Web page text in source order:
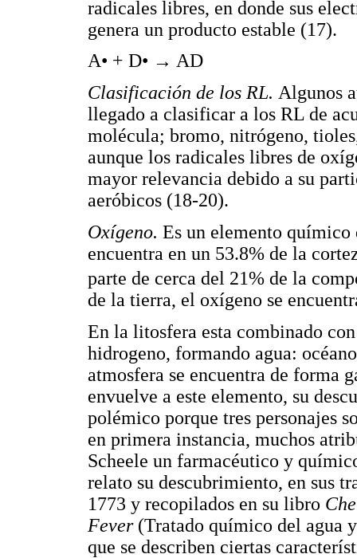
radicales libres, en donde sus
genera un producto estable (17).
A• + D• → AD
Clasificación de los RL. Algunos
llegado a clasificar a los RL de
molécula; bromo, nitrógeno,
aunque los radicales libres de
mayor relevancia debido a su
aeróbicos (18-20).
Oxígeno. Es un elemento químico
encuentra en un 53.8% de la
parte de cerca del 21% de la
de la tierra, el oxígeno se
En la litosfera esta combinado
hidrogeno, formando agua:
atmosfera se encuentra de forma
envuelve a este elemento, su
polémico porque tres personajes
en primera instancia, muchos
Scheele un farmacéutico y
relato su descubrimiento, en sus
1773 y recopilados en su libro
Fever (Tratado químico del agua
que se describen ciertas